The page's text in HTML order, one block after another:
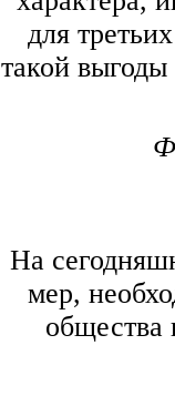
для
такой
На
мер,
общества